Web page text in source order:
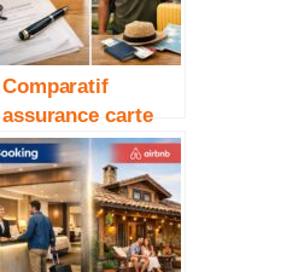
Comparatif
assurance carte
bancaire vs
assurance voyage
dédiée